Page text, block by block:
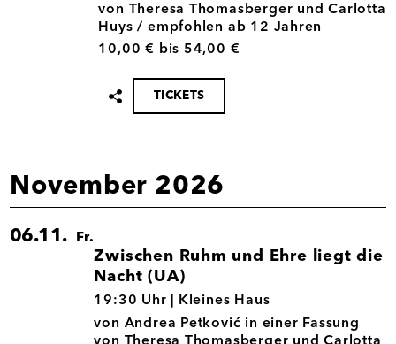
von Theresa Thomasberger und Carlotta
Huys / empfohlen ab 12 Jahren
10,00 € bis 54,00 €
Termin
teilen
TICKETS
November 2026
06.11. Fr.
Zwischen Ruhm und Ehre liegt die
Nacht (UA)
06.11.
19:30 Uhr |
Kleines Haus
von Andrea Petković in einer Fassung